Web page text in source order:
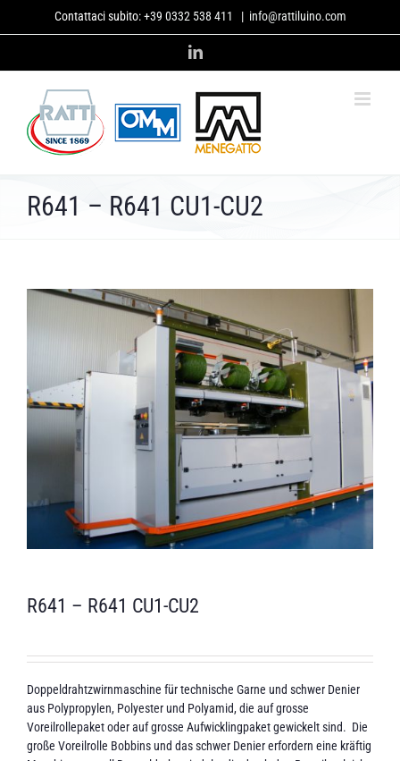
Contattaci subito:+39 0332 538 411 | info@rattiluino.com
LinkedIn
R641 – R641 CU1-CU2
R641 – R641 CU1-CU2
Doppeldrahtzwirnmaschine für technische Garne und schwer Denier
aus Polypropylen, Polyester und Polyamid, die auf grosse
Voreilrollepaket oder auf grosse Aufwicklingpaket gewickelt sind. Die
große Voreilrolle Bobbins und das schwer Denier erfordern eine kräftig